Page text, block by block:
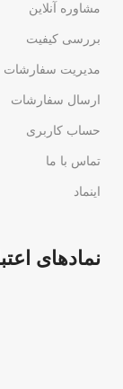
مشاوره آنلاین
بررسی کیفیت
مدیریت سفارشات
ارسال سفارشات
حساب کاربری
تماس با ما
اینماد
نمادهای